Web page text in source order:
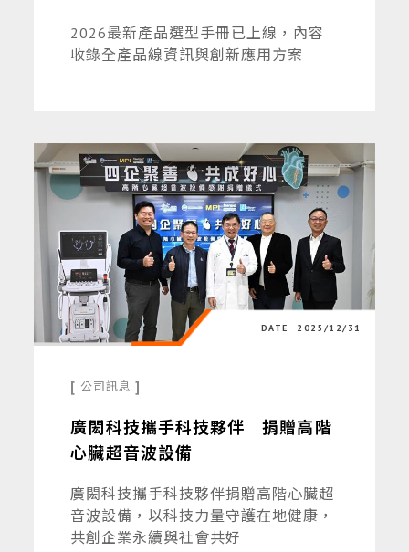
2026最新產品選型手冊已上線，內容
收錄全產品線資訊與創新應用方案
DATE 2025/12/31
[ 公司訊息 ]
廣閎科技攜手科技夥伴 捐贈高階
心臟超音波設備
廣閎科技攜手科技夥伴捐贈高階心臟超
音波設備，以科技力量守護在地健康，
共創企業永續與社會共好